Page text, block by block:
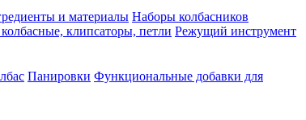
и материалы Наборы колбасников
клипсаторы, петли Режущий инструмент
Панировки Функциональные добавки для